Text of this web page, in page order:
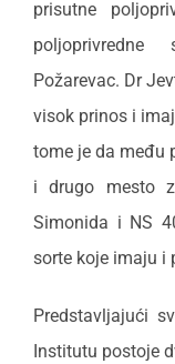
prisutne
Požarevac. Dr
visok prinos i
tome je da među
i drugo mesto
Simonida i NS
sorte koje imaju i
Predstavljajući
Institutu postoje